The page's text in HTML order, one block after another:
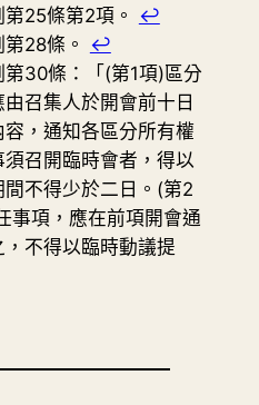
25條第2項。 ↩︎
28條。 ↩︎
30條：「(第1項)區分
召集人於開會前十日
，通知各區分所有權
召開臨時會者，得以
不得少於二日。(第2
事項，應在前項開會通
不得以臨時動議提